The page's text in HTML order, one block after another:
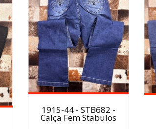
1915-44 - STB682 -
Calça Fem Stabulos